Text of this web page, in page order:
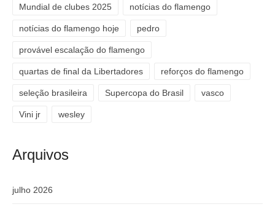
Mundial de clubes 2025 notícias do flamengo
notícias do flamengo hoje pedro
provável escalação do flamengo
quartas de final da Libertadores reforços do flamengo
seleção brasileira Supercopa do Brasil vasco
Vini jr wesley
Arquivos
julho 2026